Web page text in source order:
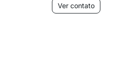
Ver contato